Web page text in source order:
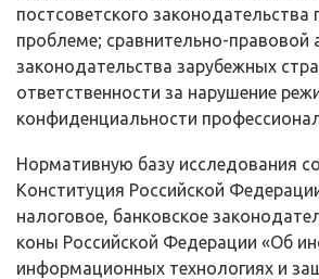
постсоветского законодатель­ства
проблеме; сравнительно-правовой
законодательства зарубежных
ответственности за нарушение
конфиденциаль­ности
Нормативную базу исследования
Конституция Российской
налоговое, банковское
коны Российской Федерации «Об
информационных технологи­ях и